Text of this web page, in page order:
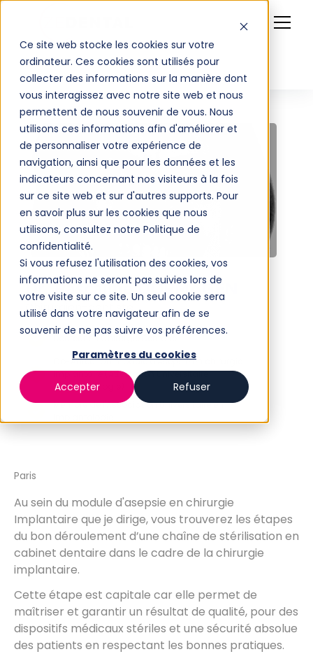
Ce site web stocke les cookies sur votre
ordinateur. Ces cookies sont utilisés pour
collecter des informations sur la manière dont
vous interagissez avec notre site web et nous
permettent de nous souvenir de vous. Nous
utilisons ces informations afin d'améliorer et
de personnaliser votre expérience de
navigation, ainsi que pour les données et les
indicateurs concernant nos visiteurs à la fois
sur ce site web et sur d'autres supports. Pour
en savoir plus sur les cookies que nous
utilisons, consultez notre Politique de
confidentialité.
Si vous refusez l'utilisation des cookies, vos
informations ne seront pas suivies lors de
votre visite sur ce site. Un seul cookie sera
utilisé dans votre navigateur afin de se
souvenir de ne pas suivre vos préférences.
Paramètres du cookies
Accepter Refuser
Dr. Pascaline DORMAGEN
Chirurgien-dentiste
Docteur en Chirurgie Dentaire
Co-Auteur du module d'Asepsie en chirurgie
implantaire (Attestation Universitaire
d'Implantologie)
Membre de l'Association Universitaire en
Paris
Au sein du module d'asepsie en chirurgie
Implantaire que je dirige, vous trouverez les étapes
du bon déroulement d’une chaîne de stérilisation en
cabinet dentaire dans le cadre de la chirurgie
implantaire.
Cette étape est capitale car elle permet de
maîtriser et garantir un résultat de qualité, pour des
dispositifs médicaux stériles et une sécurité absolue
des patients en respectant les bonnes pratiques.